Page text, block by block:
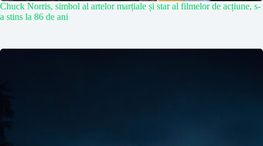
Chuck Norris, simbol al artelor marțiale și star al filmelor de acțiune, s-
a stins la 86 de ani